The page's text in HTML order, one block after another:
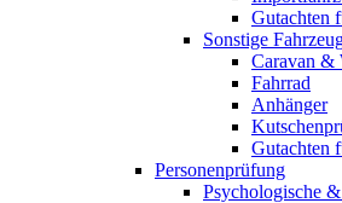
Gutachten
Sonstige
Caravan &
Fahrrad
Anhänger
Gutachten
Personenprüfung
Psychologische